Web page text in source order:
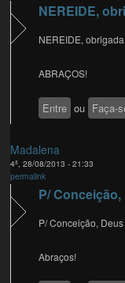
NEREIDE,
NEREIDE,
ABRAÇOS!
Entre ou Faça-
Madalena
4ª, 28/08/2013 - 21:33
permalink
P/
P/ Conceição,
Abraços!